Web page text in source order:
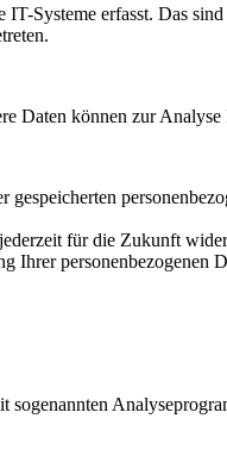
Systeme erfasst. Das
Daten können zur
für die Zukunft
Ihrer personenbezogenen
sogenannten